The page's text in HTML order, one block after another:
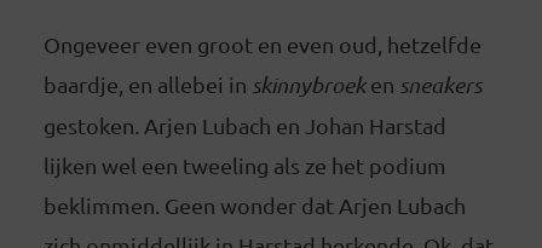
Ongeveer even groot en even oud, hetzelfde
baardje, en allebei in skinnybroeken sneakers
gestoken. Arjen Lubach en Johan Harstad
lijken wel een tweeling als ze het podium
beklimmen. Geen wonder dat Arjen Lubach